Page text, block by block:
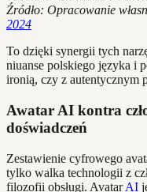
Źródło: Opracowanie
2024
To dzięki synergii tych
niuanse polskiego języka i
ironią, czy z autentycznym
Awatar AI kontra
doświadczeń
Zestawienie cyfrowego
tylko walka technologii z
filozofii obsługi. AvatarAI